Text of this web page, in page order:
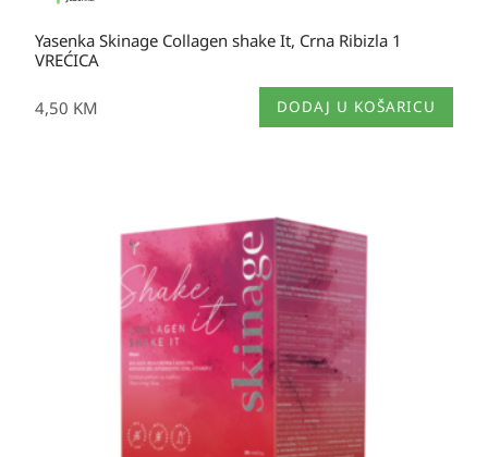
Yasenka Skinage Collagen shake It, Crna Ribizla 1
VREĆICA
4,50 KM DODAJ U KOŠARICU